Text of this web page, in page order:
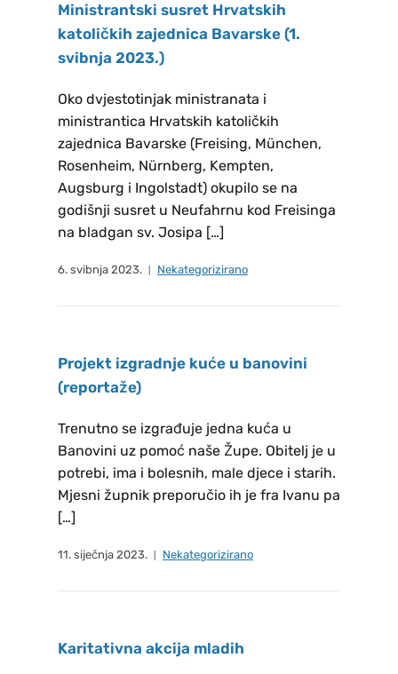
PASTORALNOG
VIJEĆA LANDSHUT: Tomić
Božana, Bičanić Zvonko i Soldo
Marko REZULTATI GLASANJA ZA
IZBOR NOVOG ŽUPNOG
PASTORALNOG VIJEĆA DACHAU:
Dilber Stipan, Lužanić Ankica,
Krajinović Siniša, Šimunović
Marica, Rančić Bernarda,
Novokmet Stipe REZULTATI
GLASANJA ZA IZBOR NOVOG
NOVOG ŽUPNOG PASTORALNOG
VIJEĆA FREISING: Babić Dragoja,
Davidović Rajko, Hlevnjak Sanja,
Nuhanović Željko, Papak Marica,
Perković Ivan Uz župnika, ostali
članovi župnog pastoralnog vijeća
Pastoralreferent i.R. , Vilus Marija
povjerenstvu Josipi i Ljupki Gelo,
Mario Landeka, Marjani i Mirki
Ministrantski susret Hrvatskih
katoličkih zajednica Bavarske (1.
svibnja 2023.)
Oko dvjestotinjak ministranata i
ministrantica Hrvatskih katoličkih
zajednica Bavarske (Freising, München,
Rosenheim, Nürnberg, Kempten,
Augsburg i Ingolstadt) okupilo se na
godišnji susret u Neufahrnu kod Freisinga
na bladgan sv. Josipa […]
6. svibnja 2023. Nekategorizirano
Projekt izgradnje kuće u banovini
(reportaže)
Trenutno se izgrađuje jedna kuća u
Banovini uz pomoć naše Župe. Obitelj je u
potrebi, ima i bolesnih, male djece i starih.
Mjesni župnik preporučio ih je fra Ivanu pa
[…]
11. siječnja 2023. Nekategorizirano
Karitativna akcija mladih